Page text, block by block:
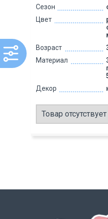
Сезон
Цвет
Возраст
Материал
Декор
Товар отсутствует